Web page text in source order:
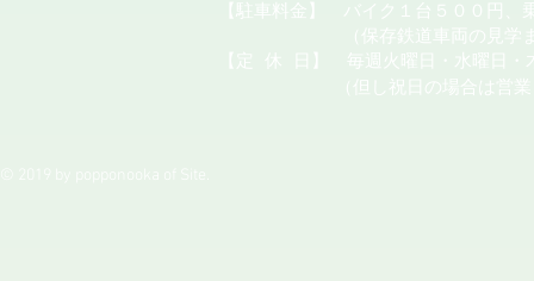
【駐車料金】 バイク１台５００円、